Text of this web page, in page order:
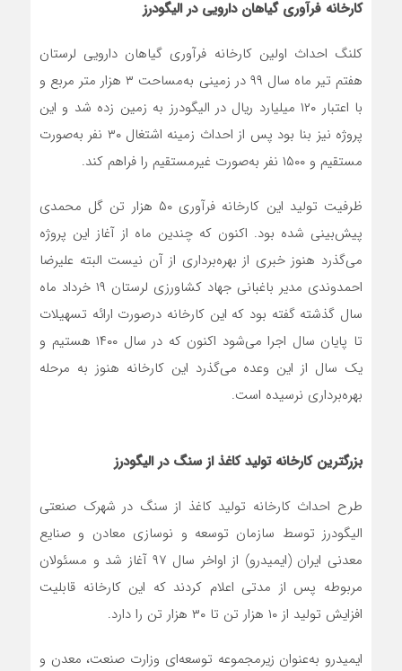
کارخانه فرآوری گیاهان دارویی در الیگودرز
کلنگ احداث اولین کارخانه فرآوری گیاهان دارویی لرستان
هفتم تیر ماه سال ۹۹ در زمینی به‌مساحت ۳ هزار متر مربع و
با اعتبار ۱۲۰ میلیارد ریال در الیگودرز به زمین زده شد و این
پروژه نیز بنا بود پس از احداث زمینه اشتغال ۳۰ نفر به‌صورت
مستقیم و ۱۵۰۰ نفر به‌صورت غیرمستقیم را فراهم کند.
ظرفیت تولید این کارخانه فرآوری ۵۰ هزار تن گل محمدی
پیش‌بینی شده بود. اکنون که چندین ماه از آغاز این پروژه
می‌گذرد هنوز خبری از بهره‌برداری از آن نیست البته علیرضا
احمدوندی مدیر باغبانی جهاد کشاورزی لرستان ۱۹ خرداد ماه
سال گذشته گفته بود که این کارخانه درصورت ارائه تسهیلات
تا پایان سال اجرا می‌شود اکنون که در سال ۱۴۰۰ هستیم و
یک سال از این وعده می‌گذرد این کارخانه هنوز به مرحله
بهره‌برداری نرسیده است.
بزرگترین کارخانه تولید کاغذ از سنگ در الیگودرز
طرح احداث کارخانه تولید کاغذ از سنگ در شهرک صنعتی
الیگودرز توسط سازمان توسعه و نوسازی معادن و صنایع
معدنی ایران (ایمیدرو) از اواخر سال ۹۷ آغاز شد و مسئولان
مربوطه پس از مدتی اعلام کردند که این کارخانه قابلیت
افزایش تولید از ۱۰ هزار تن تا ۳۰ هزار تن را دارد.
ایمیدرو به‌عنوان زیرمجموعه توسعه‌ای وزارت صنعت، معدن و